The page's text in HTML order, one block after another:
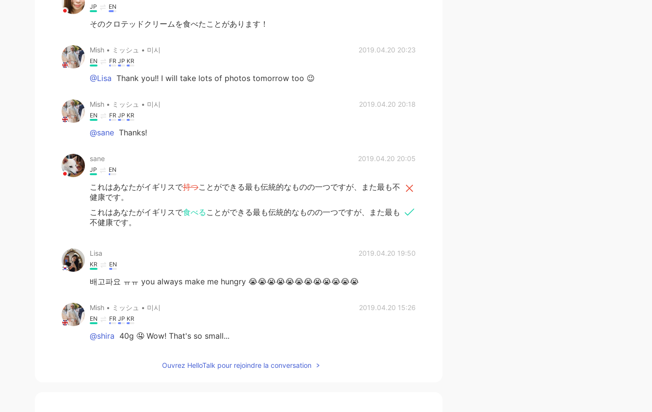
JP EN
そのクロテッドクリームを食べたことがあります！
Mish • ミッシュ • 미시 2019.04.20 20:23
EN FR JP KR
@Lisa Thank you!! I will take lots of photos tomorrow too 😉
Mish • ミッシュ • 미시 2019.04.20 20:18
EN FR JP KR
@sane Thanks!
sane 2019.04.20 20:05
JP EN
これはあなたがイギリスで持つことができる最も伝統的なものの一つですが、また最も不
健康です。
これはあなたがイギリスで食べる ことができる最も伝統的なものの一つですが、また最も
不健康です。
Lisa 2019.04.20 19:50
KR EN
배고파요 ㅠㅠ you always make me hungry 😭😭😭😭😭😭😭😭😭😭😭😭
Mish • ミッシュ • 미시 2019.04.20 15:26
EN FR JP KR
@shira 40g 🤤 Wow! That's so small...
Ouvrez HelloTalk pour rejoindre la conversation